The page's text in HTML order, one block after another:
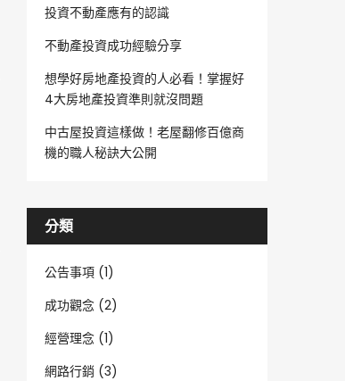
投資不動產應有的認識
不動產投資成功經驗分享
想學好房地產投資的人必看！掌握好
4大房地產投資準則就沒問題
中古屋投資這樣做！老屋翻修百億商
機的職人秘訣大公開
分類
公告事項 (1)
成功觀念 (2)
經營理念 (1)
網路行銷 (3)